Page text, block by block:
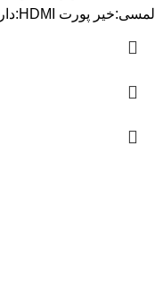
لمسی:خیر پورت HDMI:دارد